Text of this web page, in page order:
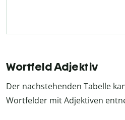
Wortfeld Adjektiv
Der nachstehenden Tabelle
Wortfelder mit Adjektiven